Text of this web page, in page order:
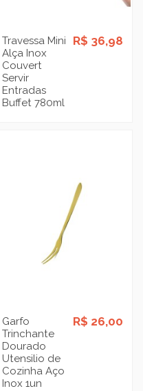
Travessa Mini
Alça Inox
Couvert
Servir
Entradas
Buffet 780ml
R$ 36,98
Garfo
Trinchante
Dourado
Utensilio de
Cozinha Aço
Inox 1un
R$ 26,00